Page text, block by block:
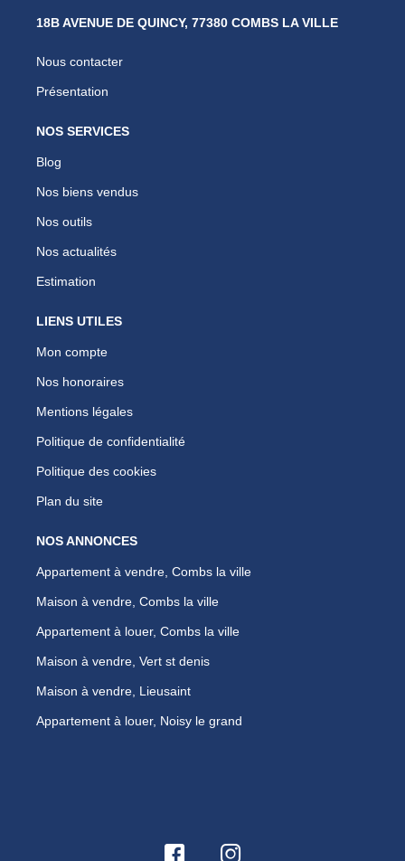
18B AVENUE DE QUINCY, 77380 COMBS LA VILLE
Nous contacter
Présentation
NOS SERVICES
Blog
Nos biens vendus
Nos outils
Nos actualités
Estimation
LIENS UTILES
Mon compte
Nos honoraires
Mentions légales
Politique de confidentialité
Politique des cookies
Plan du site
NOS ANNONCES
Appartement à vendre, Combs la ville
Maison à vendre, Combs la ville
Appartement à louer, Combs la ville
Maison à vendre, Vert st denis
Maison à vendre, Lieusaint
Appartement à louer, Noisy le grand